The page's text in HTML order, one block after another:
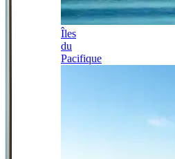
Îles
du
Pacifique